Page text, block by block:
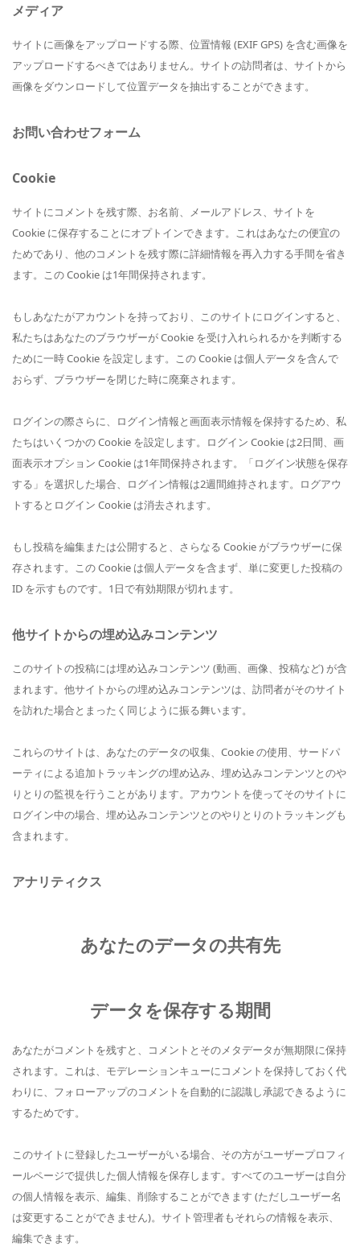
メディア
サイトに画像をアップロードする際、位置情報 (EXIF GPS) を含む画像を
アップロードするべきではありません。サイトの訪問者は、サイトから
画像をダウンロードして位置データを抽出することができます。
お問い合わせフォーム
Cookie
サイトにコメントを残す際、お名前、メールアドレス、サイトを
Cookie に保存することにオプトインできます。これはあなたの便宜の
ためであり、他のコメントを残す際に詳細情報を再入力する手間を省き
ます。この Cookie は1年間保持されます。
もしあなたがアカウントを持っており、このサイトにログインすると、
私たちはあなたのブラウザーが Cookie を受け入れられるかを判断する
ために一時 Cookie を設定します。この Cookie は個人データを含んで
おらず、ブラウザーを閉じた時に廃棄されます。
ログインの際さらに、ログイン情報と画面表示情報を保持するため、私
たちはいくつかの Cookie を設定します。ログイン Cookie は2日間、画
面表示オプション Cookie は1年間保持されます。「ログイン状態を保存
する」を選択した場合、ログイン情報は2週間維持されます。ログアウ
トするとログイン Cookie は消去されます。
もし投稿を編集または公開すると、さらなる Cookie がブラウザーに保
存されます。この Cookie は個人データを含まず、単に変更した投稿の
ID を示すものです。1日で有効期限が切れます。
他サイトからの埋め込みコンテンツ
このサイトの投稿には埋め込みコンテンツ (動画、画像、投稿など) が含
まれます。他サイトからの埋め込みコンテンツは、訪問者がそのサイト
を訪れた場合とまったく同じように振る舞います。
これらのサイトは、あなたのデータの収集、Cookie の使用、サードパ
ーティによる追加トラッキングの埋め込み、埋め込みコンテンツとのや
りとりの監視を行うことがあります。アカウントを使ってそのサイトに
ログイン中の場合、埋め込みコンテンツとのやりとりのトラッキングも
含まれます。
アナリティクス
あなたのデータの共有先
データを保存する期間
あなたがコメントを残すと、コメントとそのメタデータが無期限に保持
されます。これは、モデレーションキューにコメントを保持しておく代
わりに、フォローアップのコメントを自動的に認識し承認できるように
するためです。
このサイトに登録したユーザーがいる場合、その方がユーザープロフィ
ールページで提供した個人情報を保存します。すべてのユーザーは自分
の個人情報を表示、編集、削除することができます (ただしユーザー名
は変更することができません)。サイト管理者もそれらの情報を表示、
編集できます。